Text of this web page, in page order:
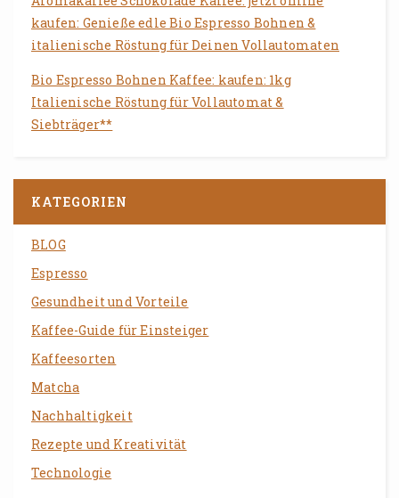
kaufen: Genieße edle Bio Espresso Bohnen &
italienische Röstung für Deinen Vollautomaten
Bio Espresso Bohnen Kaffee: kaufen: 1kg
Italienische Röstung für Vollautomat &
Siebträger**
KATEGORIEN
BLOG
Espresso
Gesundheit und Vorteile
Kaffee-Guide für Einsteiger
Kaffeesorten
Matcha
Nachhaltigkeit
Rezepte und Kreativität
Technologie